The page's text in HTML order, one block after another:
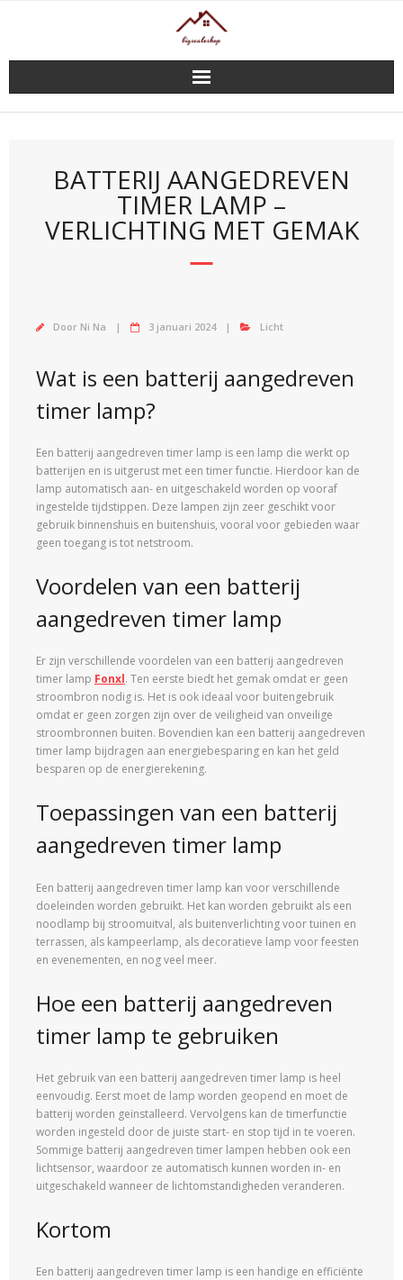
BATTERIJ AANGEDREVEN
TIMER LAMP –
VERLICHTING MET GEMAK
Door Ni Na 3 januari 2024 Licht
Wat is een batterij aangedreven
timer lamp?
Een batterij aangedreven timer lamp is een lamp die werkt op
batterijen en is uitgerust met een timer functie. Hierdoor kan de
lamp automatisch aan- en uitgeschakeld worden op vooraf
ingestelde tijdstippen. Deze lampen zijn zeer geschikt voor
gebruik binnenshuis en buitenshuis, vooral voor gebieden waar
geen toegang is tot netstroom.
Voordelen van een batterij
aangedreven timer lamp
Er zijn verschillende voordelen van een batterij aangedreven
timer lamp Fonxl. Ten eerste biedt het gemak omdat er geen
stroombron nodig is. Het is ook ideaal voor buitengebruik
omdat er geen zorgen zijn over de veiligheid van onveilige
stroombronnen buiten. Bovendien kan een batterij aangedreven
timer lamp bijdragen aan energiebesparing en kan het geld
besparen op de energierekening.
Toepassingen van een batterij
aangedreven timer lamp
Een batterij aangedreven timer lamp kan voor verschillende
doeleinden worden gebruikt. Het kan worden gebruikt als een
noodlamp bij stroomuitval, als buitenverlichting voor tuinen en
terrassen, als kampeerlamp, als decoratieve lamp voor feesten
en evenementen, en nog veel meer.
Hoe een batterij aangedreven
timer lamp te gebruiken
Het gebruik van een batterij aangedreven timer lamp is heel
eenvoudig. Eerst moet de lamp worden geopend en moet de
batterij worden geïnstalleerd. Vervolgens kan de timerfunctie
worden ingesteld door de juiste start- en stop tijd in te voeren.
Sommige batterij aangedreven timer lampen hebben ook een
lichtsensor, waardoor ze automatisch kunnen worden in- en
uitgeschakeld wanneer de lichtomstandigheden veranderen.
Kortom
Een batterij aangedreven timer lamp is een handige en efficiënte